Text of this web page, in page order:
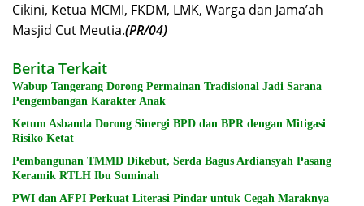
Cikini, Ketua MCMI, FKDM, LMK, Warga dan Jama’ah
Masjid Cut Meutia.(PR/04)
Berita Terkait
Wabup Tangerang Dorong Permainan Tradisional Jadi Sarana
Pengembangan Karakter Anak
Ketum Asbanda Dorong Sinergi BPD dan BPR dengan Mitigasi
Risiko Ketat
Pembangunan TMMD Dikebut, Serda Bagus Ardiansyah Pasang
Keramik RTLH Ibu Suminah
PWI dan AFPI Perkuat Literasi Pindar untuk Cegah Maraknya